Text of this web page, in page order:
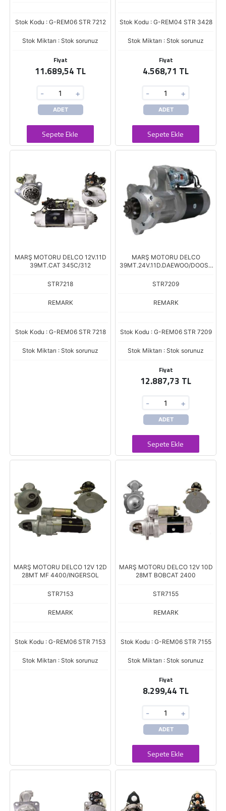
Stok Kodu : G-REM06 STR 7212
Stok Miktarı : Stok sorunuz
Fiyat
11.689,54 TL
- +
ADET
Sepete Ekle
Stok Kodu : G-REM04 STR 3428
Stok Miktarı : Stok sorunuz
Fiyat
4.568,71 TL
- +
ADET
Sepete Ekle
MARŞ MOTORU DELCO 12V.11D
39MT.CAT 345C/312
STR7218
REMARK
Stok Kodu : G-REM06 STR 7218
Stok Miktarı : Stok sorunuz
MARŞ MOTORU DELCO
39MT.24V.11D.DAEWOO/DOOSA
STR7209
REMARK
Stok Kodu : G-REM06 STR 7209
Stok Miktarı : Stok sorunuz
Fiyat
12.887,73 TL
- +
ADET
Sepete Ekle
MARŞ MOTORU DELCO 12V 12D
28MT MF 4400/INGERSOL
STR7153
REMARK
Stok Kodu : G-REM06 STR 7153
Stok Miktarı : Stok sorunuz
MARŞ MOTORU DELCO 12V 10D
28MT BOBCAT 2400
STR7155
REMARK
Stok Kodu : G-REM06 STR 7155
Stok Miktarı : Stok sorunuz
Fiyat
8.299,44 TL
- +
ADET
Sepete Ekle